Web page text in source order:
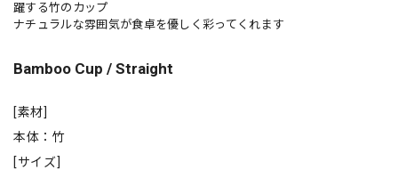
躍する竹のカップ
ナチュラルな雰囲気が食卓を優しく彩ってくれます
Bamboo Cup / Straight
[素材]
本体：竹
[サイズ]